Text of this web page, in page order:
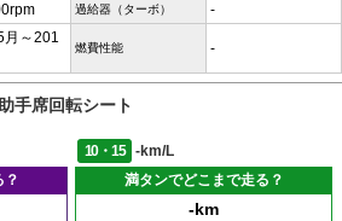
過給器（ターボ） -
月～201
燃費性能 -
手席回転シート
10・15
-km/L
？
満タンでどこまで走る？
-km